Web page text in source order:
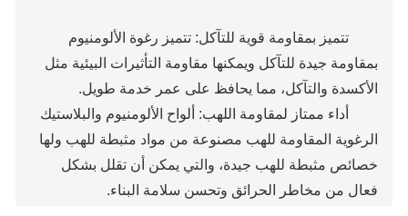
تتميز بمقاومة قوية للتآكل: تتميز رغوة الألومنيوم
بمقاومة جيدة للتآكل ويمكنها مقاومة التأثيرات البيئية مثل
الأكسدة والتآكل، مما يحافظ على عمر خدمة طويل.
أداء ممتاز لمقاومة اللهب: ألواح الألومنيوم والبلاستيك
الرغوية المقاومة للهب مصنوعة من مواد مثبطة للهب ولها
خصائص مثبطة للهب جيدة، والتي يمكن أن تقلل بشكل
فعال من مخاطر الحرائق وتحسن سلامة البناء.